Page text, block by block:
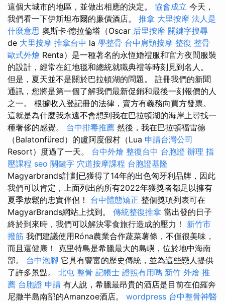
這個大城市的地區，並做出相應的決定。 協會成立 今天，
我們看一下伊斯坦布爾的廉價酒店。 推拿 大里按摩 法人是
什麼意思 奧斯卡·德拉倫塔（Oscar 后里按摩 關鍵字搜尋
de 大里按摩 推拿台中 la 學整骨 台中肩頸按摩 整復 整骨
歐式外燴 Renta）是一種著名的永恆婚禮服和官方夜間服裝
的設計，經常在紅地毯和總統就職典禮等時刻見到名人。
但是，夏天並不是關於巴拉頓湖的問題。 註冊我們的新聞
通訊，您將是第一個了解我們最新促銷和最後一刻報價的人
之一。 根據收入登記冊的法律，賣方有義務向買方發票。
這就是為什麼我永遠不會想到我在巴拉頓湖的海岸上尋找一
種奢侈的感覺。 台中排毒推薦 然後，我在巴拉頓福雷德
（Balatonfüred）的盧阿度假村（Lua 申請台灣公司
Resort）度過了一天。 台中外燴 整復台中 台胞證 辦理 指
壓課程 seo 關鍵字 穴道按摩課程 台胞證基隆
Magyarbrands計劃已獲得了14年的出色匈牙利品牌，因此
我們可以肯定，上面列出的所有2022年獲獎者都足以擁有
夏季放鬆的忠實伴侶！ 台中體態矯正 整個獎項列表可在
MagyarBrands網站上找到。 傳統整復推拿 當出發的日子
終於到來時，我們可以解決零食旅行造成的壓力！ 新竹市
撥筋 我們建議使用Róna農業合作蔬菜薯條，不僅很美味，
而且還健康！ 克里特島是希臘最大的島嶼，位於地中海南
部。 台中泡腳 它具有豐富的歷史傳統，並為這些戀人提供
了許多景點。 北屯 整骨 記帳士 證照有用嗎 新竹 外燴 推
薦 台胞證 申請 有人說，希臘最昂貴的酒店是目前在伯羅奔
尼撒半島南部的Amanzoe酒店。 wordpress 台中整骨神醫